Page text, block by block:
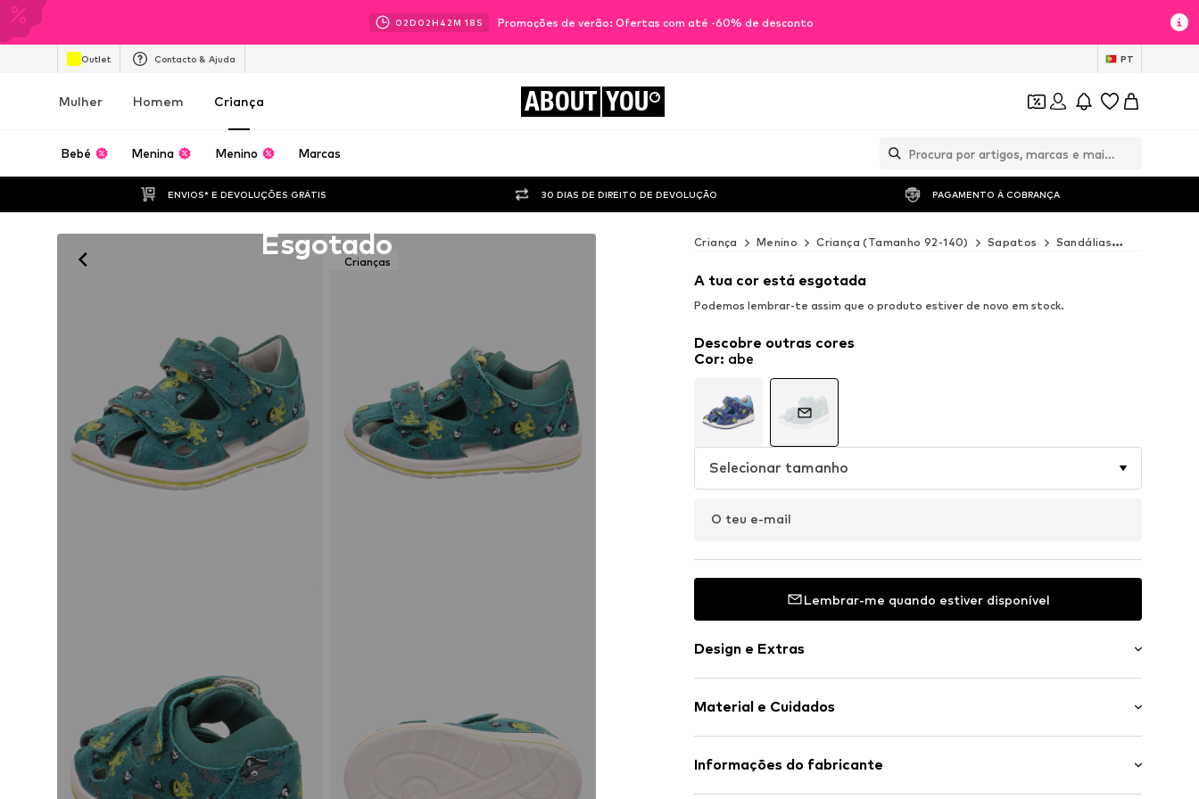
02D 02H 42M 16 S Promoções de verão: Ofertas com até -60% de desconto
Outlet Contacto & Ajuda PT
Mulher Homem Criança ABOUT YOU
Bebé Menina Menino Marcas
ENVIOS* E DEVOLUÇÕES GRÁTIS 30 DIAS DE DIREITO DE DEVOLUÇÃO PAGAMENTO À COBRANÇA
Crianças
Esgotado Criança Menino Criança (Tamanho 92-140) Sapatos Sandálias
A tua cor está esgotada
Podemos lembrar-te assim que o produto estiver de novo em stock.
Descobre outras cores
Cor: abe
Selecionar tamanho
O teu e-mail
Lembrar-me quando estiver disponível
Design e Extras
Peeptoe
Sola acolchoada
Sola com perfil
Material e Cuidados
Material superior: Sintético, Têxtil
Informações do fabricante